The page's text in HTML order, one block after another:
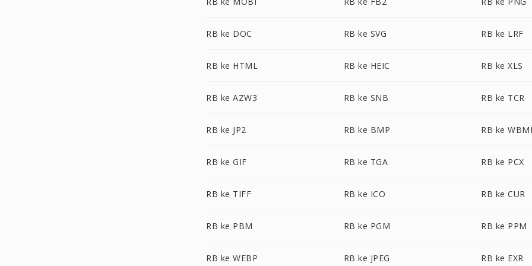
RB ke DOC RB ke SVG RB ke LRF
RB ke HTML RB ke HEIC RB ke XLS
RB ke AZW3 RB ke SNB RB ke TCR
RB ke JP2 RB ke BMP RB ke
RB ke GIF RB ke TGA RB ke PCX
RB ke TIFF RB ke ICO RB ke CUR
RB ke PBM RB ke PGM RB ke PPM
RB ke WEBP RB ke JPEG RB ke EXR